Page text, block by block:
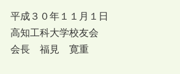
平成３０年１１月１日
高知工科大学校友会
会長 福見 寛重